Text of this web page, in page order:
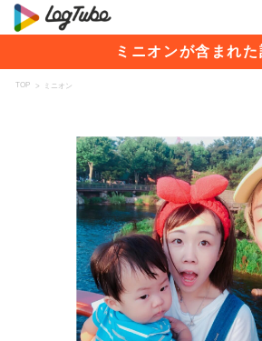
ミニオンが含まれた
TOP > ミニオン